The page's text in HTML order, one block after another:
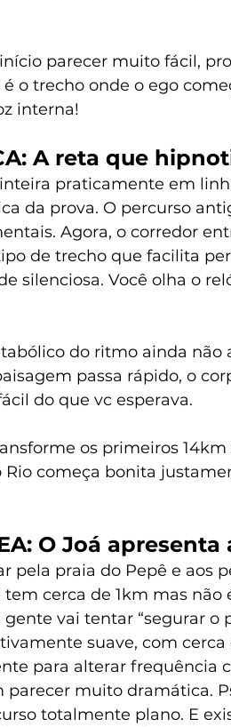
parecer muito fácil,
o trecho onde o ego
interna!
A reta que
praticamente em
da prova. O percurso
Agora, o corredor
de trecho que facilita
silenciosa. Você olha o
do ritmo ainda não
passa rápido, o
do que vc esperava.
os primeiros
começa bonita
O Joá
pela praia do Pepê e aos
cerca de 1km mas
vai tentar “segurar o
suave, com cerca
para alterar frequência
parecer muito dramática.
totalmente plano. E